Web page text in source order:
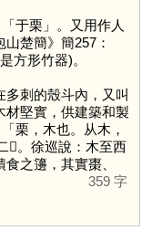
于栗」。又用作人
楚簡》簡257：
方形竹器)。
刺的殼斗內，又叫
材堅實，供建築和製
栗，木也。从木，
𠧪。徐巡說：木至西
之籩，其實棗、
359 字